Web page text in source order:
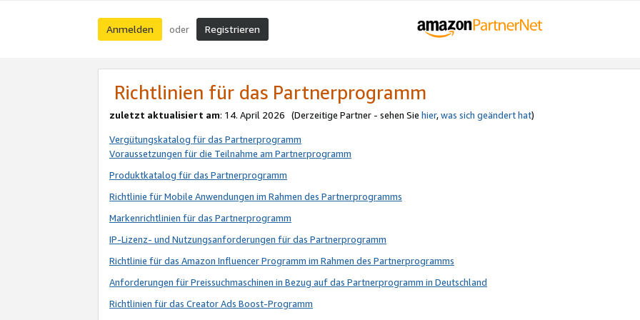
Anmelden oder Registrieren
Richtlinien für das Partnerprogramm
zuletzt aktualisiert am: 14. April 2026 (Derzeitige Partner - sehen Sie hier,was sich geändert hat)
Vergütungskatalog für das Partnerprogramm
Voraussetzungen für die Teilnahme am Partnerprogramm
Produktkatalog für das Partnerprogramm
Richtlinie für Mobile Anwendungen im Rahmen des Partnerprogramms
Markenrichtlinien für das Partnerprogramm
IP-Lizenz- und Nutzungsanforderungen für das Partnerprogramm
Richtlinie für das Amazon Influencer Programm im Rahmen des Partnerprogramms
Anforderungen für Preissuchmaschinen in Bezug auf das Partnerprogramm in Deutschland
Richtlinien für das Creator Ads Boost-Programm